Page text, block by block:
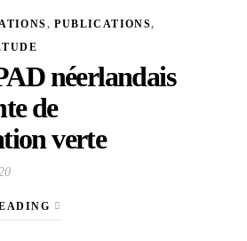
,PUBLICATIONS,
néerlandais
de
verte